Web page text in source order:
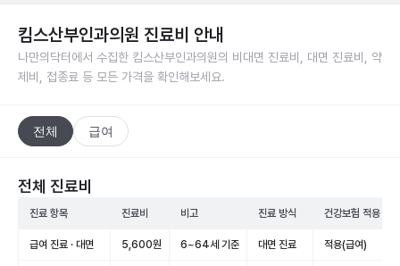
킴스산부인과의원 진료비 안내
나만의닥터에서 수집한 킴스산부인과의원의 비대면 진료비, 대면 진료비, 약
제비, 접종료 등 모든 가격을 확인해보세요.
전체 급여
전체 진료비
진료 항목 진료비 비고 진료 방식 건강보험 적용
급여 진료 · 대면 5,600원 6~64세 기준 대면 진료 적용(급여)